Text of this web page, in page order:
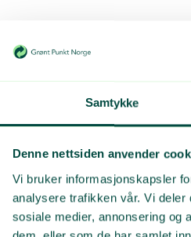
Samtykke
Denne nettsiden anvender
Vi bruker informasjonskapsler
analysere trafikken vår. Vi
sosiale medier, annonsering og
for så å
Ta avfallet med
PP-sekk
En
En egen